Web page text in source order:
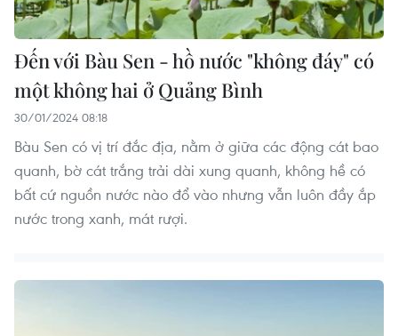
Đến với Bàu Sen - hồ nước "không đáy" có
một không hai ở Quảng Bình
30/01/2024 08:18
Bàu Sen có vị trí đắc địa, nằm ở giữa các động cát bao
quanh, bờ cát trắng trải dài xung quanh, không hề có
bất cứ nguồn nước nào đổ vào nhưng vẫn luôn đầy ắp
nước trong xanh, mát rượi.